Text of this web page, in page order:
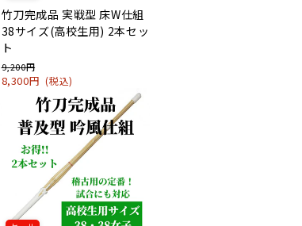
竹刀完成品 実戦型 床W仕組
38サイズ(高校生用) 2本セッ
ト
9,200円
8,300円(税込)